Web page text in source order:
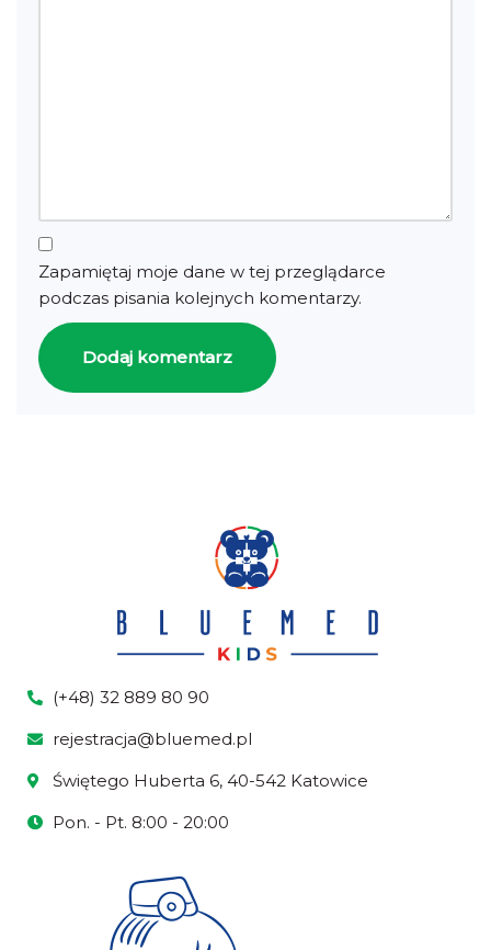
Zapamiętaj moje dane w tej przeglądarce
podczas pisania kolejnych komentarzy.
(+48) 32 889 80 90
rejestracja@bluemed.pl
Świętego Huberta 6, 40-542 Katowice
Pon. - Pt. 8:00 - 20:00